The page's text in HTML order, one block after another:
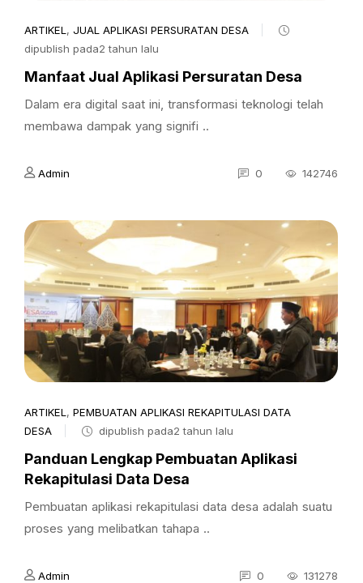
ARTIKEL , JUAL APLIKASI PERSURATAN DESA
dipublish pada2 tahun lalu
Manfaat Jual Aplikasi Persuratan Desa
Dalam era digital saat ini, transformasi teknologi telah
membawa dampak yang signifi ..
Admin 0 142746
ARTIKEL , PEMBUATAN APLIKASI REKAPITULASI DATA
DESA
dipublish pada2 tahun lalu
Panduan Lengkap Pembuatan Aplikasi
Rekapitulasi Data Desa
Pembuatan aplikasi rekapitulasi data desa adalah suatu
proses yang melibatkan tahapa ..
Admin 0 131278